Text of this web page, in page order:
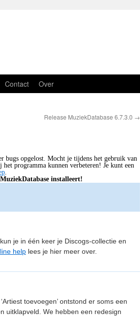
Contact Over
Release MuziekDatabase 6.7.3.0 →
bugs opgelost. Mocht je tijdens het gebruik van
programma kunnen verbeteren! Je kunt een
.
installeert!
je in één keer je Discogs-collectie en
help lees je hier meer over.
toevoegen’ ontstond er soms een
uitklapveld. We hebben een redesign